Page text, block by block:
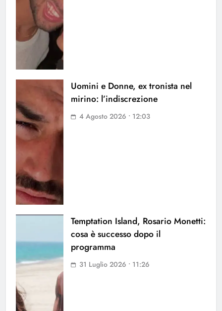
Uomini e Donne, ex tronista nel
mirino: l’indiscrezione
4 Agosto 2026 • 12:03
Temptation Island, Rosario Monetti:
cosa è successo dopo il
programma
31 Luglio 2026 • 11:26